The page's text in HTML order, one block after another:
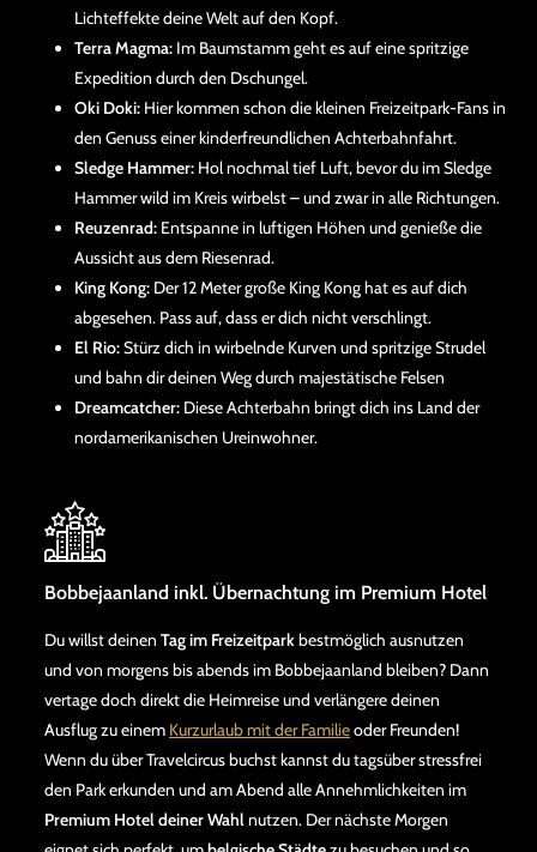
Lichteffekte deine Welt auf den Kopf.
Terra Magma: Im Baumstamm geht es auf eine spritzige
Expedition durch den Dschungel.
Oki Doki: Hier kommen schon die kleinen Freizeitpark-Fans in
den Genuss einer kinderfreundlichen Achterbahnfahrt.
Sledge Hammer: Hol nochmal tief Luft, bevor du im Sledge
Hammer wild im Kreis wirbelst – und zwar in alle Richtungen.
Reuzenrad: Entspanne in luftigen Höhen und genieße die
Aussicht aus dem Riesenrad.
King Kong: Der 12 Meter große King Kong hat es auf dich
abgesehen. Pass auf, dass er dich nicht verschlingt.
El Rio:Stürz dich in wirbelnde Kurven und spritzige Strudel
und bahn dir deinen Weg durch majestätische Felsen
Dreamcatcher: Diese Achterbahn bringt dich ins Land der
nordamerikanischen Ureinwohner.
Bobbejaanland inkl. Übernachtung im Premium Hotel
Du willst deinen Tag im Freizeitparkbestmöglich ausnutzen
und von morgens bis abends im Bobbejaanland bleiben? Dann
vertage doch direkt die Heimreise und verlängere deinen
Ausflug zu einem Kurzurlaub mit der Familieoder Freunden!
Wenn du über Travelcircus buchst kannst du tagsüber stressfrei
den Park erkunden und am Abend alle Annehmlichkeiten im
Premium Hotel deiner Wahlnutzen. Der nächste Morgen